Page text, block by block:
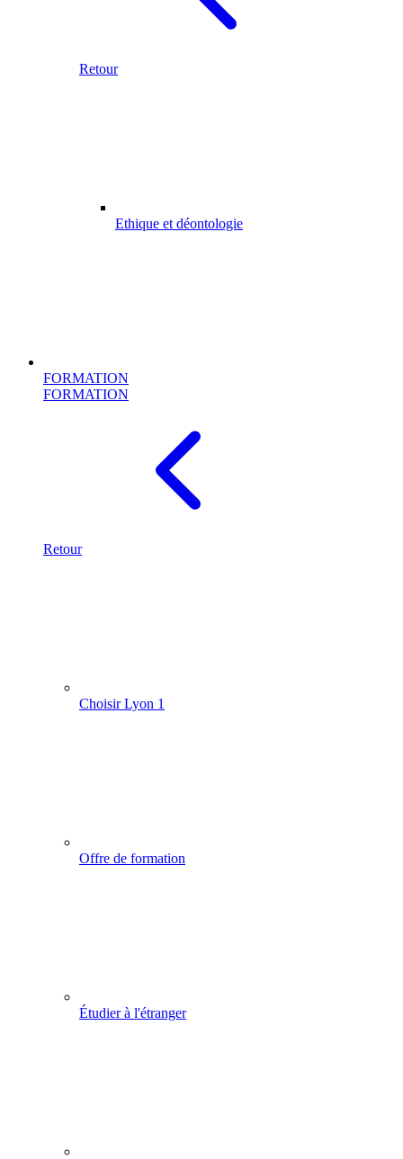
Retour
Ethique et déontologie
FORMATION
FORMATION
Retour
Choisir Lyon 1
Offre de formation
Étudier à l'étranger